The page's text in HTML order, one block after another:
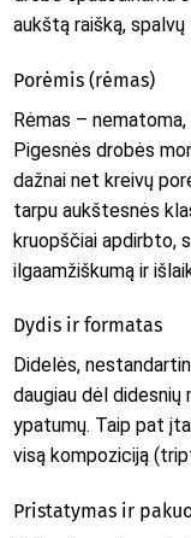
aukštą raišką,
Porėmis (rėmas)
Rėmas –
Pigesnės drobės
dažnai net kreivų
tarpu aukštesnės
kruopščiai apdirbto,
ilgaamžiškumą ir
Dydis ir formatas
Didelės,
daugiau dėl didesnių
ypatumų. Taip pat
visą kompoziciją
Pristatymas ir